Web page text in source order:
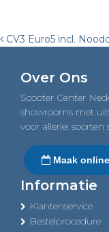
Post
navigation
CV3 Euro5 incl.
Over Ons
Scooter Center
showrooms met
voor allerlei soorten
Maak
Informatie
Klantenservice
Bestelprocedure